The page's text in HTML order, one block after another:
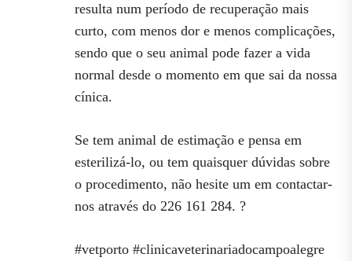
resulta num período de recuperação mais
curto, com menos dor e menos complicações,
sendo que o seu animal pode fazer a vida
normal desde o momento em que sai da nossa
cínica.
Se tem animal de estimação e pensa em
esterilizá-lo, ou tem quaisquer dúvidas sobre
o procedimento, não hesite um em contactar-
nos através do 226 161 284. ?
#vetporto #clinicaveterinariadocampoalegre